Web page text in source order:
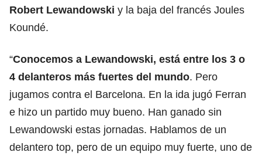
Robert Lewandowski y la baja del francés Joules
Koundé.
“Conocemos a Lewandowski, está entre los 3 o
4 delanteros más fuertes del mundo. Pero
jugamos contra el Barcelona. En la ida jugó Ferran
e hizo un partido muy bueno. Han ganado sin
Lewandowski estas jornadas. Hablamos de un
delantero top, pero de un equipo muy fuerte, uno de